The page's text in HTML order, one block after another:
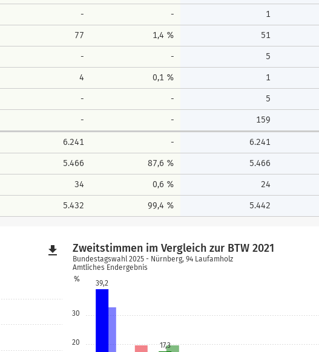
- - 1
77 1,4 % 51
- - 5
4 0,1 % 1
- - 5
- - 159
6.241 - 6.241
5.466 87,6 % 5.466
34 0,6 % 24
5.432 99,4 % 5.442
file_download
20
30
%
39,2
17,3
Zweitstimmen im Vergleich zur BTW 2021
Bundestagswahl 2025 - Nürnberg, 94 Laufamholz
Amtliches Endergebnis